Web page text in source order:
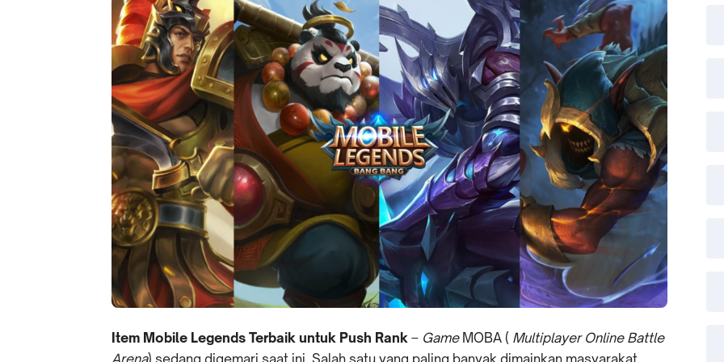
Item Mobile Legends Terbaik untuk Push Rank – GameMOBA ( Multiplayer Online Battle
Arena) sedang digemari saat ini. Salah satu yang paling banyak dimainkan masyarakat